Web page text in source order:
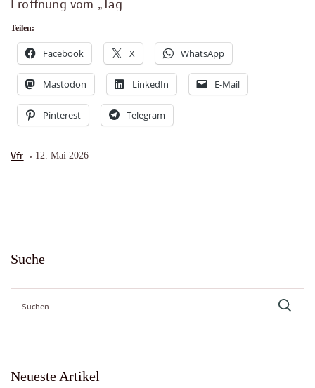
Eröffnung vom „Tag …
Teilen:
Facebook X WhatsApp
Mastodon LinkedIn E-Mail
Pinterest Telegram
Vfr 12. Mai 2026
Suche
nach:
Neueste Artikel